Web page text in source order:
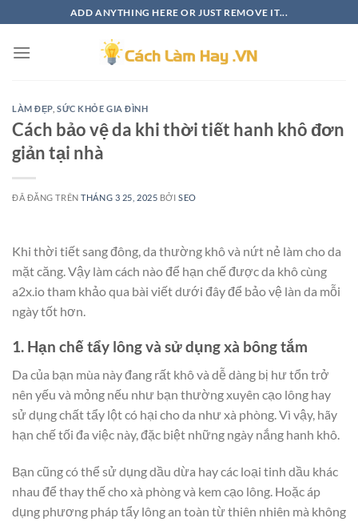
nội
ADD ANYTHING HERE OR JUST REMOVE IT...
LÀM ĐẸP,SỨC KHỎE GIA ĐÌNH
Cách bảo vệ da khi thời tiết hanh khô đơn
giản tại nhà
ĐÃ ĐĂNG TRÊNTHÁNG 3 25, 2025 BỞISEO
Khi thời tiết sang đông, da thường khô và nứt nẻ làm cho da
mặt căng. Vậy làm cách nào để hạn chế được da khô cùng
a2x.io tham khảo qua bài viết dưới đây để bảo vệ làn da mỗi
ngày tốt hơn.
1. Hạn chế tẩy lông và sử dụng xà bông tắm
Da của bạn mùa này đang rất khô và dễ dàng bị hư tổn trở
nên yếu và mỏng nếu như bạn thường xuyên cạo lông hay
sử dụng chất tẩy lột có hại cho da như xà phòng. Vì vậy, hãy
hạn chế tối đa việc này, đặc biệt những ngày nắng hanh khô.
Bạn cũng có thể sử dụng dầu dừa hay các loại tinh dầu khác
nhau để thay thế cho xà phòng và kem cạo lông. Hoặc áp
dụng phương pháp tẩy lông an toàn từ thiên nhiên mà không